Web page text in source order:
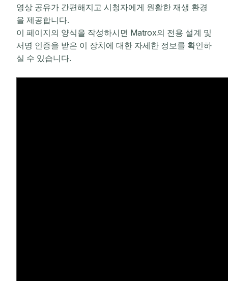
영상 공유가 간편해지고 시청자에게 원활한 재생 환경
을 제공합니다.
이 페이지의 양식을 작성하시면 Matrox의 전용 설계 및
서명 인증을 받은 이 장치에 대한 자세한 정보를 확인하
실 수 있습니다.